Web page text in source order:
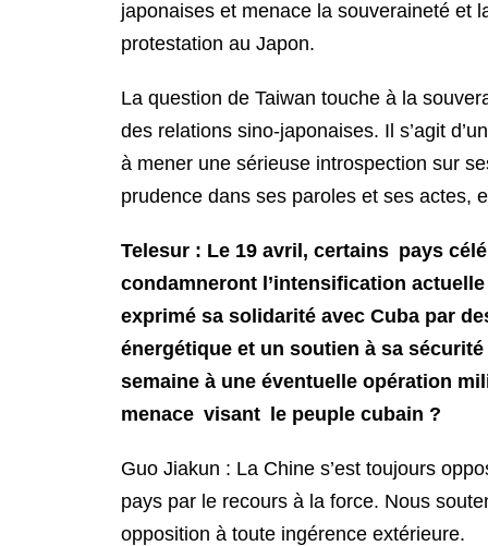
japonaises et menace la souveraineté et
protestation au Japon.
La question de Taiwan touche à la
des relations sino-japonaises. Il s’agit
à mener une sérieuse introspection sur
prudence dans ses paroles et ses actes,
Telesur : Le 19 avril, certains pays
condamneront l’intensification
exprimé sa solidarité avec Cuba par
énergétique et un soutien à sa
semaine à une éventuelle opération
menace visant le peuple cubain ?
Guo Jiakun : La Chine s’est toujours
pays par le recours à la force. Nous
opposition à toute ingérence extérieure.